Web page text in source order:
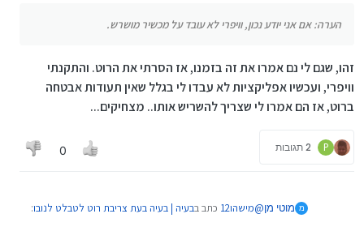
mtkclient
אפשר הרחבה?
הערה: אם אני יודע נכון, וויפרי לא עובד על מכשיר מושרש.
הערה: אם אני יודע נכון, וויפרי לא עובד על מכשיר מושרש.
זהו, שגם לי נם אמרו את זה בזמנו, אז הסרתי את הרוט. והתקנתי
וויפרי, ועכשיו אפליקציות לא עבדו לי בגלל שאין תעודות אבטחה
ברוט, אז הם אמרו לי שצריך להשריש אותו.. מצחיקים...
P 2 תגובות 0
מ מוטי מן@מישהו12 כתב בבעיה | בעיה בעת צריבת רוט לטבלט לנובו: